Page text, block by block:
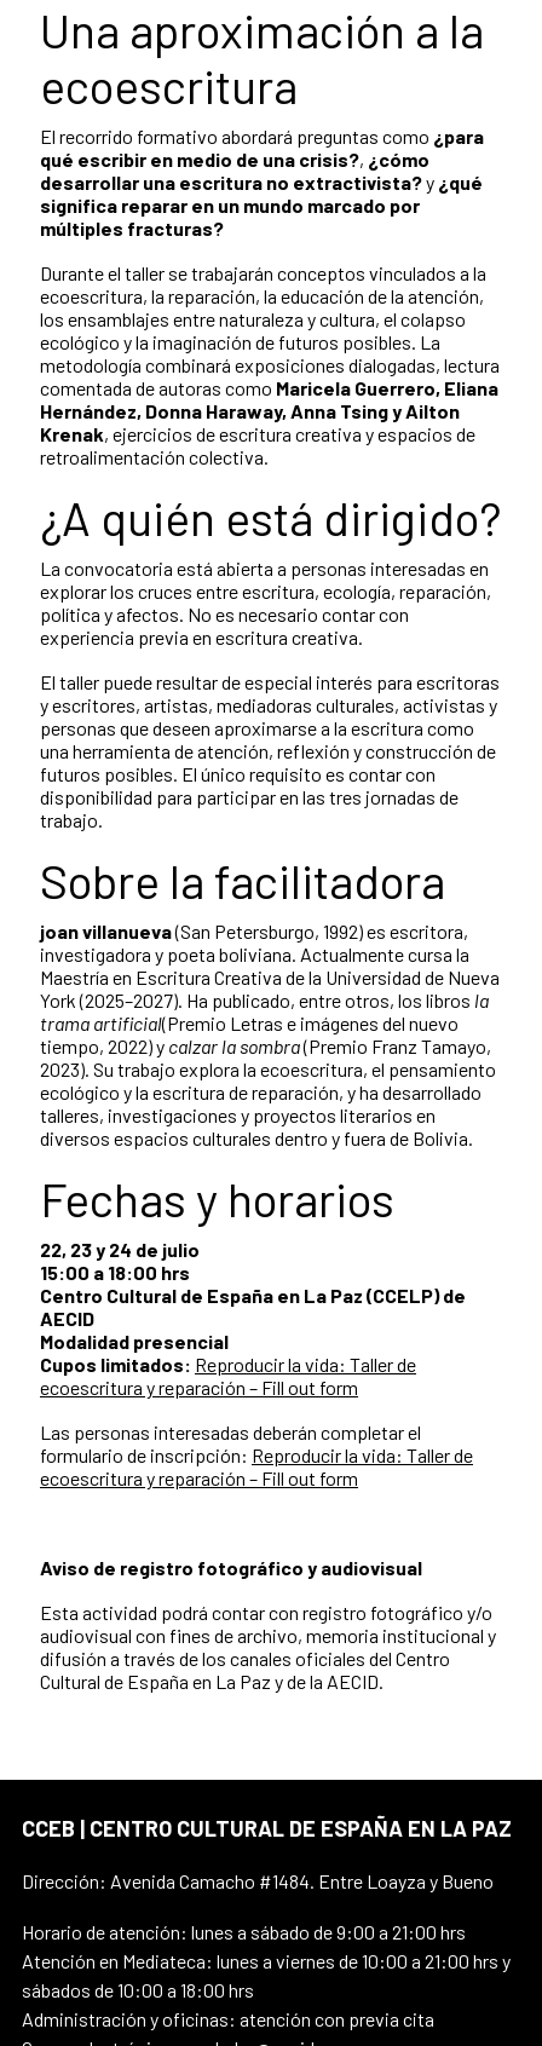
Una aproximación a la
ecoescritura
El recorrido formativo abordará preguntas como ¿para
qué escribir en medio de una crisis?, ¿cómo
desarrollar una escritura no extractivista?y ¿qué
significa reparar en un mundo marcado por
múltiples fracturas?
Durante el taller se trabajarán conceptos vinculados a la
ecoescritura, la reparación, la educación de la atención,
los ensamblajes entre naturaleza y cultura, el colapso
ecológico y la imaginación de futuros posibles. La
metodología combinará exposiciones dialogadas, lectura
comentada de autoras como Maricela Guerrero, Eliana
Hernández, Donna Haraway, Anna Tsing y Ailton
Krenak, ejercicios de escritura creativa y espacios de
retroalimentación colectiva.
¿A quién está dirigido?
La convocatoria está abierta a personas interesadas en
explorar los cruces entre escritura, ecología, reparación,
política y afectos. No es necesario contar con
experiencia previa en escritura creativa.
El taller puede resultar de especial interés para escritoras
y escritores, artistas, mediadoras culturales, activistas y
personas que deseen aproximarse a la escritura como
una herramienta de atención, reflexión y construcción de
futuros posibles. El único requisito es contar con
disponibilidad para participar en las tres jornadas de
trabajo.
Sobre la facilitadora
joan villanueva(San Petersburgo, 1992) es escritora,
investigadora y poeta boliviana. Actualmente cursa la
Maestría en Escritura Creativa de la Universidad de Nueva
York (2025–2027). Ha publicado, entre otros, los libros la
trama artificial(Premio Letras e imágenes del nuevo
tiempo, 2022) y calzar la sombra(Premio Franz Tamayo,
2023). Su trabajo explora la ecoescritura, el pensamiento
ecológico y la escritura de reparación, y ha desarrollado
talleres, investigaciones y proyectos literarios en
diversos espacios culturales dentro y fuera de Bolivia.
Fechas y horarios
22, 23 y 24 de julio
15:00 a 18:00 hrs
Centro Cultural de España en La Paz (CCELP) de
AECID
Modalidad presencial
Cupos limitados: Reproducir la vida: Taller de
ecoescritura y reparación – Fill out form
Las personas interesadas deberán completar el
formulario de inscripción: Reproducir la vida: Taller de
ecoescritura y reparación – Fill out form
Aviso de registro fotográfico y audiovisual
Esta actividad podrá contar con registro fotográfico y/o
audiovisual con fines de archivo, memoria institucional y
difusión a través de los canales oficiales del Centro
Cultural de España en La Paz y de la AECID.
CCEB | CENTRO CULTURAL DE ESPAÑA EN LA PAZ
Dirección: Avenida Camacho #1484. Entre Loayza y Bueno
Horario de atención: lunes a sábado de 9:00 a 21:00 hrs
Atención en Mediateca: lunes a viernes de 10:00 a 21:00 hrs y
sábados de 10:00 a 18:00 hrs
Administración y oficinas: atención con previa cita